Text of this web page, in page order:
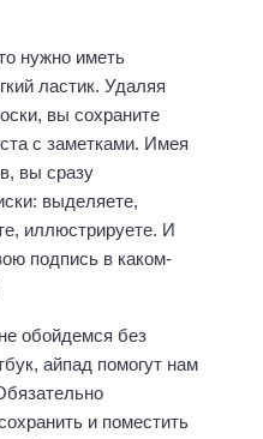
нужно иметь
ластик. Удаляя
вы сохраните
с заметками. Имея
вы сразу
выделяете,
иллюстрируете. И
подпись в каком-
обойдемся без
айпад помогут нам
и поместить